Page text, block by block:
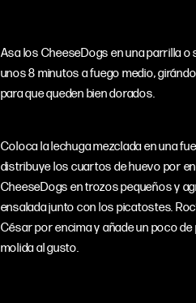
Asa los CheeseDogs en una parrilla o
unos 8 minutos a fuego medio,
para que queden bien dorados.
Coloca la lechuga mezclada en una
distribuye los cuartos de huevo por
CheeseDogs en trozos pequeños y
ensalada junto con los picatostes.
César por encima y añade un poco de
molida al gusto.